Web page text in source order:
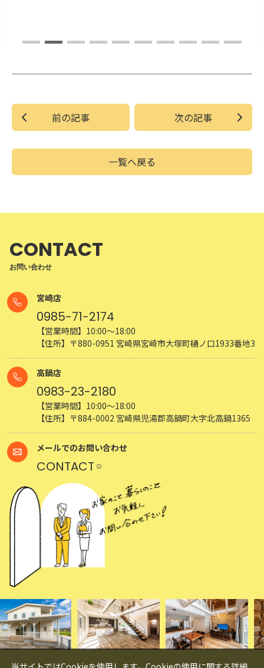
前の記事
一覧へ戻る
次の記事
CONTACT
お問い合わせ
宮崎店
0985-71-2174
【営業時間】10:00～18:00
【住所】〒880-0951 宮崎県宮崎市大塚町樋ノ口1933番地3
高鍋店
0983-23-2180
【営業時間】10:00～18:00
【住所】〒884-0002 宮崎県児湯郡高鍋町大字北高鍋1365
メールでのお問い合わせ
CONTACT